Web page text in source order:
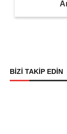
BİZİ TAKİP EDİN